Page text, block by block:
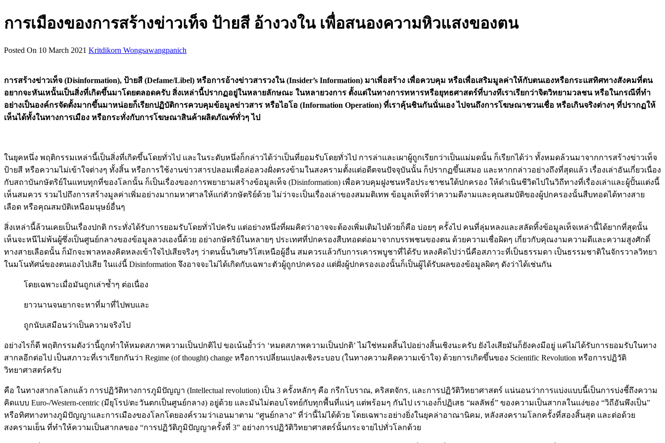
การเมืองของการสร้างข่าวเท็จ ป้ายสี อ้างวงใน เพื่อสนองความหิวแสงของตน
Posted On 10 March 2021 Kritdikorn Wongsawangpanich
การสร้างข่าวเท็จ (Disinformation), ป้ายสี (Defame/Libel) หรือการอ้างข่าวสารวงใน (Insider’s Information) มาเพื่อสร้าง เพื่อควบคุม หรือเพื่อเสริมมูลค่าให้กับตนเองหรือกระแสทิศทางสังคมที่ตน
อยากจะหันเหนั้นเป็นสิ่งที่เกิดขึ้นมาโดยตลอดครับ สิ่งเหล่านี้ปรากฏอยู่ในหลายลักษณะ ในหลายวงการ ตั้งแต่ในทางการทหารหรือยุทธศาสตร์ที่บางทีเราเรียกว่าจิตวิทยามวลชน หรือในกรณีที่ทำ
อย่างเป็นองค์กรจัดตั้งมากขึ้นมาหน่อยก็เรียกปฏิบัติการควบคุมข้อมูลข่าวสาร หรือไอโอ (Information Operation) ที่เราคุ้นชินกันนั่นเอง ไปจนถึงการโฆษณาชวนเชื่อ หรือเกินจริงต่างๆ ที่ปรากฏให้
เห็นได้ทั้งในทางการเมือง หรือกระทั่งกับการโฆษณาสินค้าผลิตภัณฑ์ทั่วๆ ไป
ในยุคหนึ่ง พฤติกรรมเหล่านี้เป็นสิ่งที่เกิดขึ้นโดยทั่วไป และในระดับหนึ่งก็กล่าวได้ว่าเป็นที่ยอมรับโดยทั่วไป การล่าและเผาผู้ถูกเรียกว่าเป็นแม่มดนั้น ก็เรียกได้ว่า ทั้งหมดล้วนมาจากการสร้างข่าวเท็จ
ป้ายสี หรือความไม่เข้าใจต่างๆ ทั้งสิ้น หรือการใช้งานข่าวสารปลอมเพื่อล่อลวงฝั่งตรงข้ามในสงครามตั้งแต่อดีตจนปัจจุบันนั้น ก็ปรากฏขึ้นเสมอ และหากกล่าวอย่างถึงที่สุดแล้ว เรื่องเล่าอันเกี่ยวเนื่อง
กับสถาบันกษัตริย์ในแทบทุกที่ของโลกนั้น ก็เป็นเรื่องของการพยายามสร้างข้อมูลเท็จ (Disinformation) เพื่อควบคุมฝูงชนหรือประชาชนใต้ปกครอง ให้ดำเนินชีวิตไปในวิถีทางที่เรื่องเล่าและผู้ปั้นแต่งนี้
เห็นสมควร รวมไปถึงการสร้างมูลค่าเพิ่มอย่างมากมหาศาลให้แก่ตัวกษัตริย์ด้วย ไม่ว่าจะเป็นเรื่องเล่าของสมมติเทพ ข้อมูลเท็จที่ว่าความดีงามและคุณสมบัติของผู้ปกครองนั้นสืบทอดได้ทางสาย
เลือด หรือคุณสมบัติเหนือมนุษย์อื่นๆ
สิ่งเหล่านี้ล้วนเคยเป็นเรื่องปกติ กระทั่งได้รับการยอมรับโดยทั่วไปครับ แต่อย่างหนึ่งที่ผมคิดว่าอาจจะต้องเพิ่มเติมไปด้วยก็คือ บ่อยๆ ครั้งไป คนที่ลุ่มหลงและสลัดทิ้งข้อมูลเท็จเหล่านี้ได้ยากที่สุดนั้น
เห็นจะหนีไม่พ้นผู้ซึ่งเป็นศูนย์กลางของข้อมูลลวงเองนี้ด้วย อย่างกษัตริย์ในหลายๆ ประเทศที่ปกครองสืบทอดต่อมาจากบรรพชนของตน ด้วยความเชื่อผิดๆ เกี่ยวกับคุณงามความดีและความสูงศักดิ์
ทางสายเลือดนั้น ก็มักจะพาลหลงคิดหลงเข้าใจไปเสียจริงๆ ว่าตนนั้นวิเศษวิโสเหนือผู้อื่น สมควรแล้วกับการเคารพบูชาที่ได้รับ หลงคิดไปว่านี่คือสภาวะที่เป็นธรรมดา เป็นธรรมชาติในจักรวาลวิทยา
ในมโนทัศน์ของตนเองไปเสีย ในแง่นี้ Disinformation จึงอาจจะไม่ได้เกิดกับเฉพาะตัวผู้ถูกปกครอง แต่ฝั่งผู้ปกครองเองนั้นก็เป็นผู้ได้รับผลของข้อมูลผิดๆ ดังว่าได้เช่นกัน
โดยเฉพาะเมื่อมันถูกเล่าซ้ำๆ ต่อเนื่อง
ยาวนานจนยากจะหาที่มาที่ไปพบและ
ถูกนับเสมือนว่าเป็นความจริงไป
อย่างไรก็ดี พฤติกรรมดังว่านี้ถูกทำให้หมดสภาพความเป็นปกติไป ขอเน้นย้ำว่า ‘หมดสภาพความเป็นปกติ’ ไม่ใช่หมดสิ้นไปอย่างสิ้นเชิงนะครับ ยังไงเสียมันก็ยังคงมีอยู่ แค่ไม่ได้รับการยอมรับในทาง
สากลอีกต่อไป เป็นสภาวะที่เราเรียกกันว่า Regime (of thought) change หรือการเปลี่ยนแปลงเชิงระบอบ (ในทางความคิดความเข้าใจ) ด้วยการเกิดขึ้นของ Scientific Revolution หรือการปฏิวัติ
วิทยาศาสตร์ครับ
คือ ในทางสากลโลกแล้ว การปฏิวัติทางการภูมิปัญญา (Intellectual revolution) เป็น 3 ครั้งหลักๆ คือ กรีกโบราณ, คริสตจักร, และการปฏิวัติวิทยาศาสตร์ แน่นอนว่าการแบ่งแบบนี้เป็นการบ่งชี้ถึงความ
คิดแบบ Euro-/Western-centric (มียุโรป/ตะวันตกเป็นศูนย์กลาง) อยู่ด้วย และมันไม่ตอบโจทย์กับทุกพื้นที่แน่ๆ แต่พร้อมๆ กันไป เราเองก็ปฏิเสธ “ผลลัพธ์” ของความเป็นสากลในแง่ของ “วิถีอันพึงเป็น”
หรือทิศทางทางภูมิปัญญาและการเมืองของโลกโดยองค์รวมว่าเอนมาตาม “ศูนย์กลาง” ที่ว่านี้ไม่ได้ด้วย โดยเฉพาะอย่างยิ่งในยุคล่าอาณานิคม, หลังสงครามโลกครั้งที่สองสิ้นสุด และต่อด้วย
สงครามเย็น ที่ทำให้ความเป็นสากลของ “การปฏิวัติภูมิปัญญาครั้งที่ 3” อย่างการปฏิวัติวิทยาศาสตร์นั้นกระจายไปทั่วโลกด้วย